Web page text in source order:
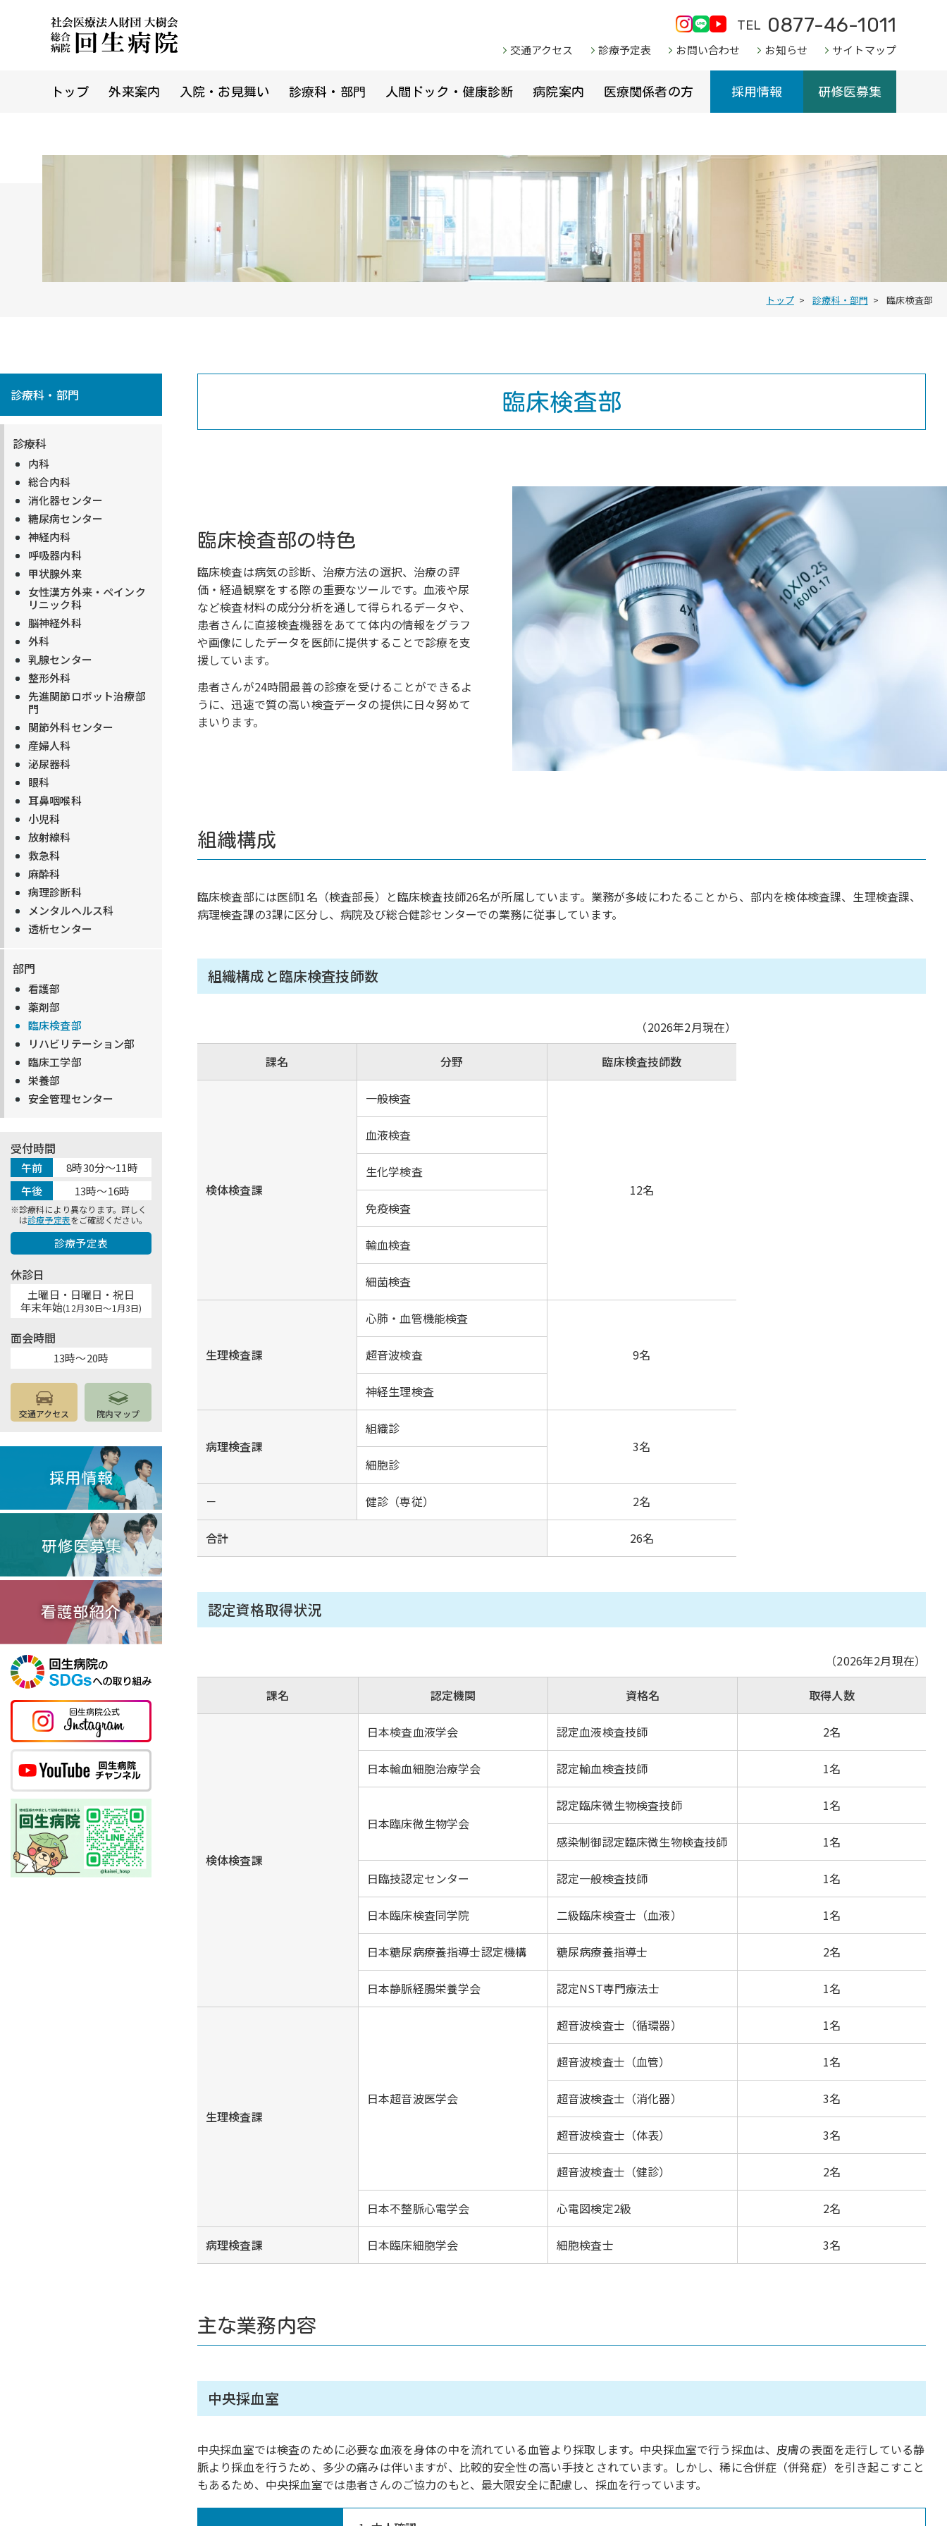
TEL 0877-46-1011
交通アクセス 診療予定表 お問い合わせ お知らせ サイトマップ
トップ 外来案内 入院・お見舞い 診療科・部門 人間ドック・健康診断 病院案内 医療関係者の方 採用情報 研修医募集
トップ 診療科・部門 臨床検査部
臨床検査部
臨床検査部の特色
臨床検査は病気の診断、治療方法の選択、治療の評
価・経過観察をする際の重要なツールです。血液や尿
など検査材料の成分分析を通して得られるデータや、
患者さんに直接検査機器をあてて体内の情報をグラフ
や画像にしたデータを医師に提供することで診療を支
援しています。
患者さんが24時間最善の診療を受けることができるよ
うに、迅速で質の高い検査データの提供に日々努めて
まいります。
組織構成
臨床検査部には医師1名（検査部長）と臨床検査技師26名が所属しています。業務が多岐にわたることから、部内を検体検査課、生理検査課、
病理検査課の3課に区分し、病院及び総合健診センターでの業務に従事しています。
組織構成と臨床検査技師数
（2026年2月現在）
課名 分野 臨床検査技師数
検体検査課
一般検査
12名
血液検査
生化学検査
免疫検査
輸血検査
細菌検査
生理検査課
心肺・血管機能検査
9名
超音波検査
神経生理検査
病理検査課
組織診
3名
細胞診
－ 健診（専従） 2名
合計 26名
認定資格取得状況
（2026年2月現在）
課名 認定機関 資格名 取得人数
検体検査課
日本検査血液学会 認定血液検査技師 2名
日本輸血細胞治療学会 認定輸血検査技師 1名
日本臨床微生物学会
認定臨床微生物検査技師 1名
感染制御認定臨床微生物検査技師 1名
日臨技認定センター 認定一般検査技師 1名
日本臨床検査同学院 二級臨床検査士（血液） 1名
日本糖尿病療養指導士認定機構 糖尿病療養指導士 2名
日本静脈経腸栄養学会 認定NST専門療法士 1名
生理検査課
日本超音波医学会
超音波検査士（循環器） 1名
超音波検査士（血管） 1名
超音波検査士（消化器） 3名
超音波検査士（体表） 3名
超音波検査士（健診） 2名
日本不整脈心電学会 心電図検定2級 2名
病理検査課 日本臨床細胞学会 細胞検査士 3名
主な業務内容
中央採血室
中央採血室では検査のために必要な血液を身体の中を流れている血管より採取します。中央採血室で行う採血は、皮膚の表面を走行している静
脈より採血を行うため、多少の痛みは伴いますが、比較的安全性の高い手技とされています。しかし、稀に合併症（併発症）を引き起こすこと
もあるため、中央採血室では患者さんのご協力のもと、最大限安全に配慮し、採血を行っています。
診療科・部門
診療科
内科
総合内科
消化器センター
糖尿病センター
神経内科
呼吸器内科
甲状腺外来
女性漢方外来・ペインク
リニック科
脳神経外科
外科
乳腺センター
整形外科
先進関節ロボット治療部
門
関節外科センター
産婦人科
泌尿器科
眼科
耳鼻咽喉科
小児科
放射線科
救急科
麻酔科
病理診断科
メンタルヘルス科
透析センター
部門
看護部
薬剤部
臨床検査部
リハビリテーション部
臨床工学部
栄養部
安全管理センター
受付時間
午前
8時30分～11時
午後
13時～16時
診療科により異なります。詳しく
は診療予定表をご確認ください。
診療予定表
休診日
土曜日・日曜日・祝日
年末年始(12月30日～1月3日)
面会時間
13時～20時
交通アクセス 院内マップ